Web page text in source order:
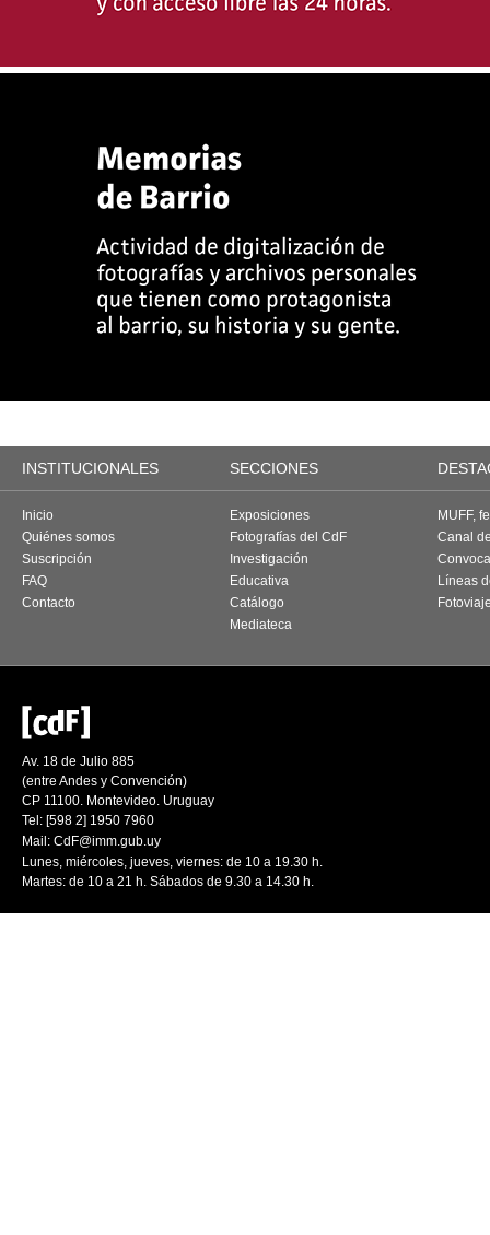
INSTITUCIONALES SECCIONES
Inicio
Quiénes somos
Suscripción
FAQ
Contacto
Exposiciones
Fotografías del CdF
Investigación
Educativa
Catálogo
Mediateca
MUFF,
Canal
Líneas
Av. 18 de Julio 885
(entre Andes y Convención)
CP 11100. Montevideo. Uruguay
Tel: [598 2] 1950 7960
Mail: CdF@imm.gub.uy
Lunes, miércoles, jueves, viernes: de 10 a 19.30 h.
Martes: de 10 a 21 h. Sábados de 9.30 a 14.30 h.